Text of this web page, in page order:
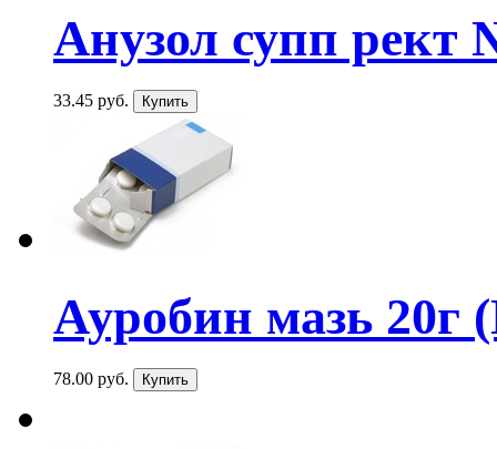
Анузол супп рект
33.45 руб.
Ауробин мазь 20г
78.00 руб.